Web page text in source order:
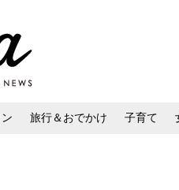
旅行＆おでかけ 子育て